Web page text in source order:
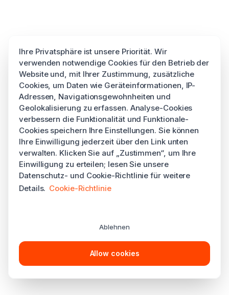
Ihre Privatsphäre ist unsere Priorität. Wir
verwenden notwendige Cookies für den Betrieb der
Website und, mit Ihrer Zustimmung, zusätzliche
Cookies, um Daten wie Geräteinformationen, IP-
Adressen, Navigationsgewohnheiten und
Geolokalisierung zu erfassen. Analyse-Cookies
verbessern die Funktionalität und Funktionale-
Cookies speichern Ihre Einstellungen. Sie können
Ihre Einwilligung jederzeit über den Link unten
verwalten. Klicken Sie auf „Zustimmen“, um Ihre
Einwilligung zu erteilen; lesen Sie unsere
Datenschutz- und Cookie-Richtlinie für weitere
Details. Cookie-Richtlinie
Ablehnen
Allow cookies